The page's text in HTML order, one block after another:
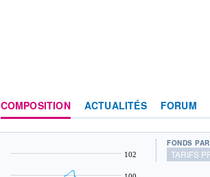
COMPOSITION ACTUALITÉS FORUM
102
FONDS
TARIFS